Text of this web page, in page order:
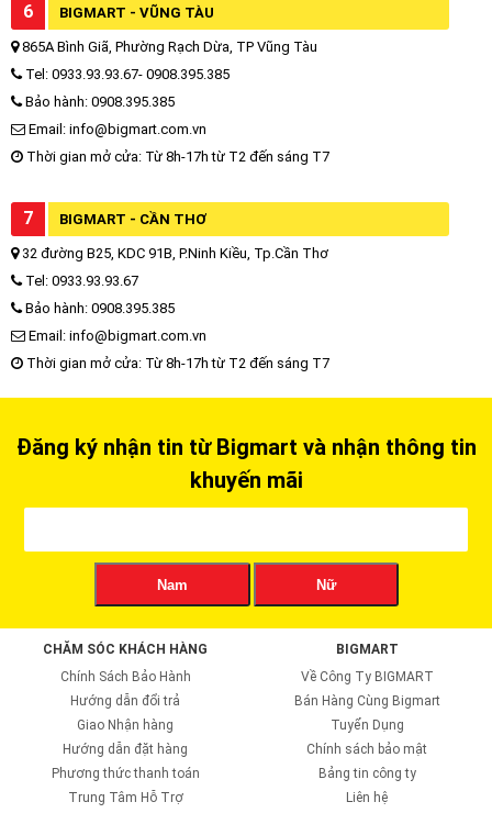
6 BIGMART - VŨNG TÀU
865A Bình Giã, Phường Rạch Dừa, TP Vũng Tàu
Tel: 0933.93.93.67- 0908.395.385
Bảo hành: 0908.395.385
Email: info@bigmart.com.vn
Thời gian mở cửa: Từ 8h-17h từ T2 đến sáng T7
7 BIGMART - CẦN THƠ
32 đường B25, KDC 91B, P.Ninh Kiều, Tp.Cần Thơ
Tel: 0933.93.93.67
Bảo hành: 0908.395.385
Email: info@bigmart.com.vn
Thời gian mở cửa: Từ 8h-17h từ T2 đến sáng T7
Đăng ký nhận tin từ Bigmart và nhận thông tin
khuyến mãi
Nam Nữ
CHĂM SÓC KHÁCH HÀNG
Chính Sách Bảo Hành
Hướng dẫn đổi trả
Giao Nhận hàng
Hướng dẫn đặt hàng
Phương thức thanh toán
Trung Tâm Hỗ Trợ
BIGMART
Về Công Ty BIGMART
Bán Hàng Cùng Bigmart
Tuyển Dụng
Chính sách bảo mật
Bảng tin công ty
Liên hệ